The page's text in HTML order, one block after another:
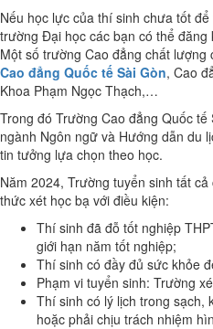
Nếu học lực của thí sinh chưa tốt
trường Đại học các bạn có thể
Một số trường Cao đẳng chất
Cao đẳng Quốc tế Sài Gòn, Cao
Khoa Phạm Ngọc Thạch,…
Trong đó Trường Cao đẳng Quốc
ngành Ngôn ngữ và Hướng dẫn du
tin tưởng lựa chọn theo học.
Năm 2024, Trường tuyển sinh tất
thức xét học bạ với điều kiện:
Thí sinh đã đỗ tốt nghiệp
giới hạn năm tốt nghiệp;
Thí sinh có đầy đủ sức khỏe
Phạm vi tuyển sinh: Trường
Thí sinh có lý lịch trong sạch,
hoặc phải chịu trách nhiệm